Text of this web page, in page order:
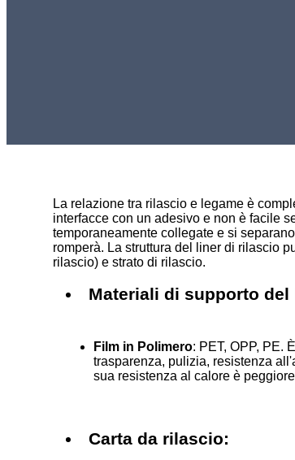
La relazione tra rilascio e legame è
interfacce con un adesivo e non è facile
temporaneamente collegate e si
romperà. La struttura del liner di rilascio
rilascio) e strato di rilascio.
Materiali di supporto
Film in Polimero: PET, OPP, PE.
trasparenza, pulizia, resistenza
sua resistenza al calore è
Carta da rilascio: